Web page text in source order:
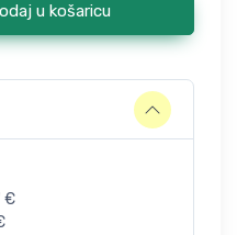
u košaricu
€